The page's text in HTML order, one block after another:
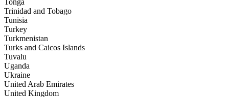
Trinidad and Tobago
Tunisia
Turkey
Turkmenistan
Turks and Caicos Islands
Tuvalu
Uganda
Ukraine
United Arab Emirates
United Kingdom